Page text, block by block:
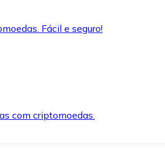
Fácil e seguro!
com criptomoedas.